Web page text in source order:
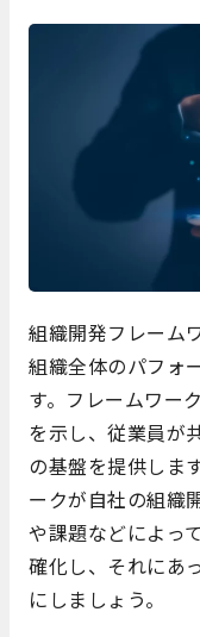
組織開発フレーム
組織全体のパフォ
す。フレームワー
を示し、従業員が
の基盤を提供しま
ークが自社の組織
や課題などによっ
確化し、それにあ
にしましょう。